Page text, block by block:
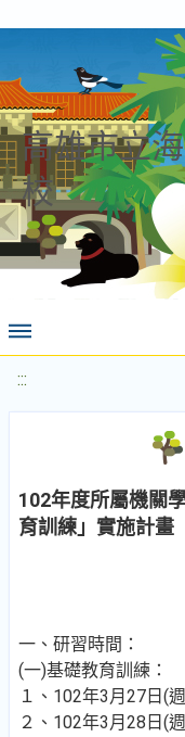
高雄市立
校
:::
102年度所屬機關
育訓練」實施計畫
一、研習時間：
(一)基礎教育訓練：
１、102年3月27日(
２、102年3月28日(